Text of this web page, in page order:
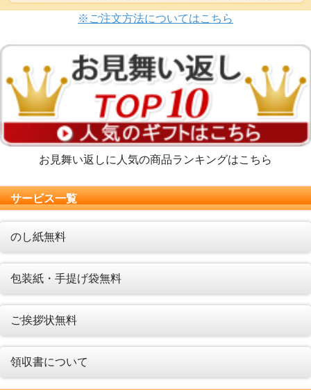
※ご注文方法についてはこちら
お見舞い返しに人気の商品ランキングはこちら
サービス一覧
のし紙無料
包装紙・手提げ袋無料
ご挨拶状無料
領収書について